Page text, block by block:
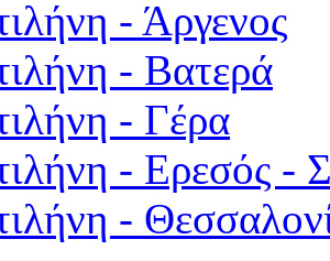
- Άργενος
- Βατερά
- Γέρα
- Ερεσός -
-